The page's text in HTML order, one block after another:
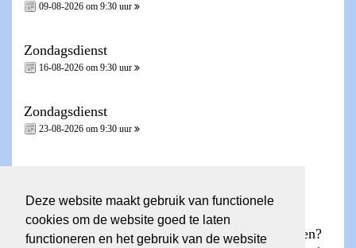
Deze website maakt gebruik van functionele
cookies om de website goed te laten
functioneren en het gebruik van de website
09-08-2026 om 9:30 uur
Zondagsdienst
16-08-2026 om 9:30 uur
Zondagsdienst
23-08-2026 om 9:30 uur
Wilt u een account voor de ledenpagina aanvragen?